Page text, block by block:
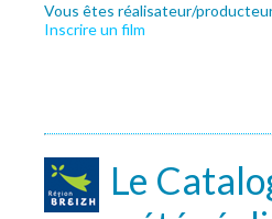
Vous êtes réalisateur/
Inscrire un film
Le